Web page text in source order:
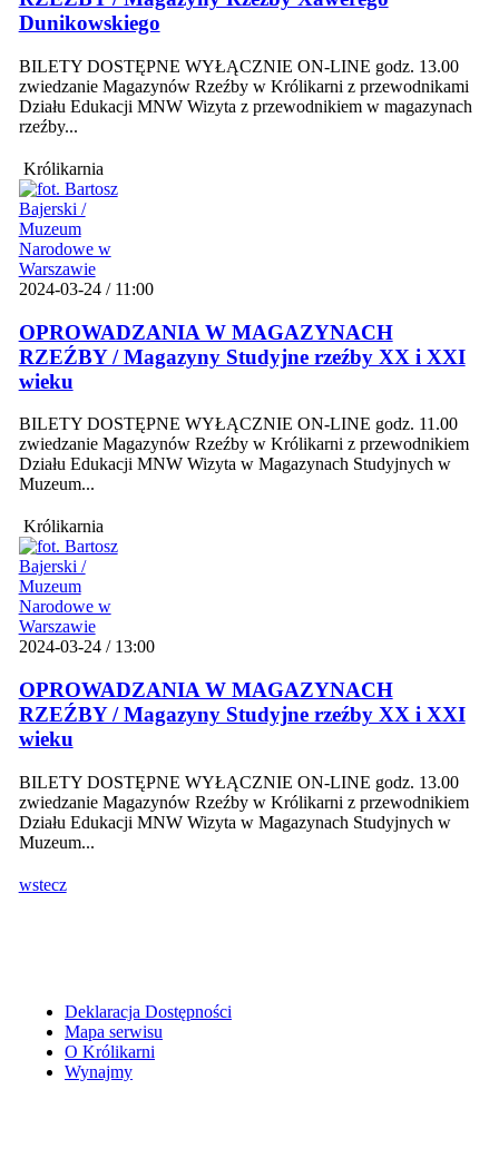
Dunikowskiego
BILETY DOSTĘPNE WYŁĄCZNIE ON-LINE godz. 13.00
zwiedzanie Magazynów Rzeźby w Królikarni z przewodnikami
Działu Edukacji MNW Wizyta z przewodnikiem w magazynach
rzeźby...
Królikarnia
2024-03-24 / 11:00
OPROWADZANIA W MAGAZYNACH
RZEŹBY / Magazyny Studyjne rzeźby XX i XXI
wieku
BILETY DOSTĘPNE WYŁĄCZNIE ON-LINE godz. 11.00
zwiedzanie Magazynów Rzeźby w Królikarni z przewodnikiem
Działu Edukacji MNW Wizyta w Magazynach Studyjnych w
Muzeum...
Królikarnia
2024-03-24 / 13:00
OPROWADZANIA W MAGAZYNACH
RZEŹBY / Magazyny Studyjne rzeźby XX i XXI
wieku
BILETY DOSTĘPNE WYŁĄCZNIE ON-LINE godz. 13.00
zwiedzanie Magazynów Rzeźby w Królikarni z przewodnikiem
Działu Edukacji MNW Wizyta w Magazynach Studyjnych w
Muzeum...
wstecz
Deklaracja Dostępności
Mapa serwisu
O Królikarni
Wynajmy